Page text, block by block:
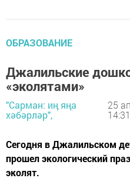
ОБРАЗОВАНИЕ
Джалильские
«эколятами»
"Сарман: иң яңа
хәбәрләр",
25
14:31
Сегодня в Джалильском
прошел экологический
эколят.